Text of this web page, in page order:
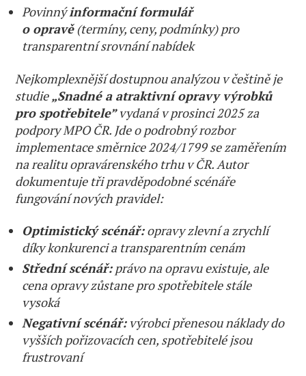
Povinnýinformační formulář
o opravě(termíny, ceny, podmínky) pro
transparentní srovnání nabídek
Nejkomplexnější dostupnou analýzou v češtině je
studie„Snadné a atraktivní opravy výrobků
pro spotřebitele”vydaná v prosinci 2025 za
podpory MPO ČR. Jde o podrobný rozbor
implementace směrnice 2024/1799 se zaměřením
na realitu opravárenského trhu v ČR. Autor
dokumentuje tři pravděpodobné scénáře
fungování nových pravidel:
Optimistický scénář:opravy zlevní a zrychlí
díky konkurenci a transparentním cenám
Střední scénář:právo na opravu existuje, ale
cena opravy zůstane pro spotřebitele stále
vysoká
Negativní scénář:výrobci přenesou náklady do
vyšších pořizovacích cen, spotřebitelé jsou
frustrovaní